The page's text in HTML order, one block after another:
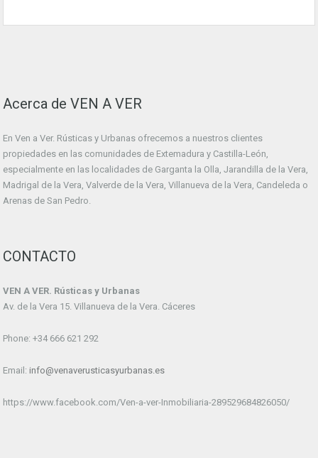
Acerca de VEN A VER
En Ven a Ver. Rústicas y Urbanas ofrecemos a nuestros clientes
propiedades en las comunidades de Extemadura y Castilla-León,
especialmente en las localidades de Garganta la Olla, Jarandilla de la Vera,
Madrigal de la Vera, Valverde de la Vera, Villanueva de la Vera, Candeleda o
Arenas de San Pedro.
CONTACTO
VEN A VER. Rústicas y Urbanas
Av. de la Vera 15. Villanueva de la Vera. Cáceres
Phone: +34 666 621 292
Email: info@venaverusticasyurbanas.es
https://www.facebook.com/Ven-a-ver-Inmobiliaria-289529684826050/